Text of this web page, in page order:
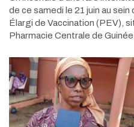
de ce samedi le 21 juin au
Élargi de Vaccination (PEV),
Pharmacie Centrale de